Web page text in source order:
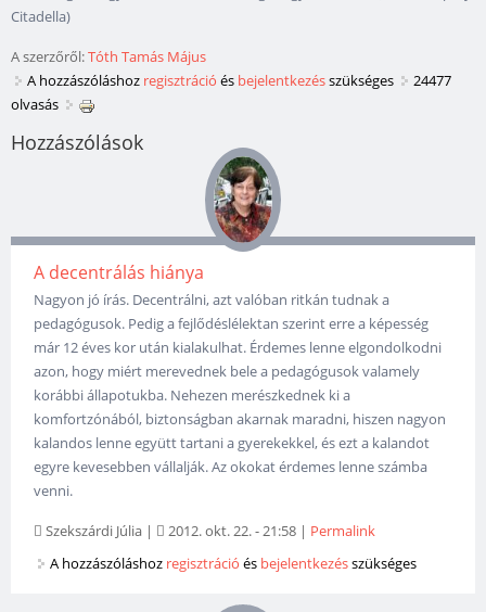
Citadella)
A szerzőről:Tóth Tamás Május
A hozzászóláshoz regisztráció és bejelentkezésszükséges
24477
olvasás
Hozzászólások
A decentrálás hiánya
Nagyon jó írás. Decentrálni, azt valóban ritkán tudnak a
pedagógusok. Pedig a fejlődéslélektan szerint erre a képesség
már 12 éves kor után kialakulhat. Érdemes lenne elgondolkodni
azon, hogy miért merevednek bele a pedagógusok valamely
korábbi állapotukba. Nehezen merészkednek ki a
komfortzónából, biztonságban akarnak maradni, hiszen nagyon
kalandos lenne együtt tartani a gyerekekkel, és ezt a kalandot
egyre kevesebben vállalják. Az okokat érdemes lenne számba
venni.
Szekszárdi Júlia | 2012. okt. 22. - 21:58 | Permalink
A hozzászóláshoz regisztráció és bejelentkezésszükséges